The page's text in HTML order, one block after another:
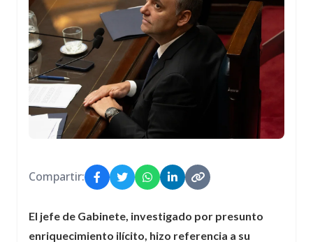
Compartir:
El jefe de Gabinete, investigado por presunto
enriquecimiento ilícito, hizo referencia a su